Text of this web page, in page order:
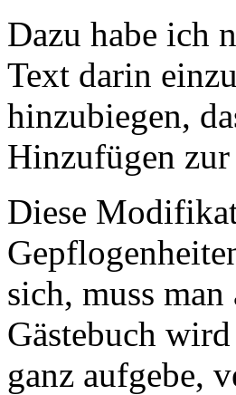
Dazu habe ich
Text darin
hinzubiegen,
Hinzufügen
Diese
sich, muss
Gästebuch
ganz aufgebe,